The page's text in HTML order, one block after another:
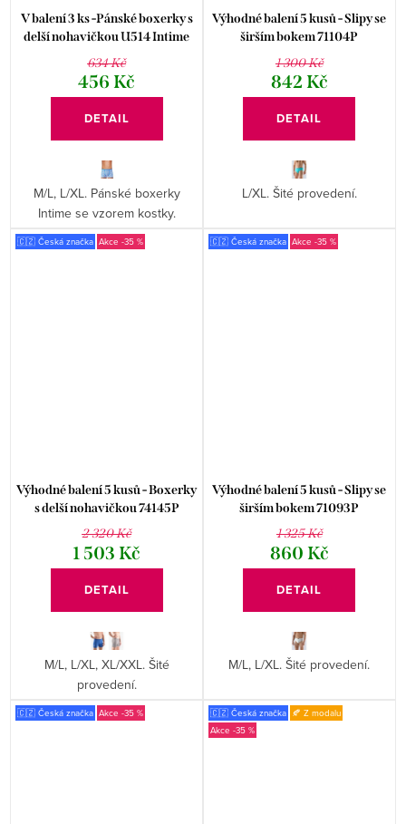
V balení 3 ks -Pánské boxerky s
delší nohavičkou U514 Intime
RISVEGLIA
634 Kč
456 Kč
DETAIL
M/L, L/XL. Pánské boxerky
Intime se vzorem kostky.
Výhodné balení 5 kusů - Slipy se
širším bokem 71104P
1 300 Kč
842 Kč
DETAIL
L/XL. Šité provedení.
🇨🇿 Česká značka -35 %
Výhodné balení 5 kusů - Boxerky
s delší nohavičkou 74145P
2 320 Kč
1 503 Kč
DETAIL
M/L, L/XL, XL/XXL. Šité
provedení.
🇨🇿 Česká značka -35 %
Výhodné balení 5 kusů - Slipy se
širším bokem 71093P
1 325 Kč
860 Kč
DETAIL
M/L, L/XL. Šité provedení.
🇨🇿 Česká značka -35 % 🇨🇿 Česká značka 🍂 Z modalu
-35 %